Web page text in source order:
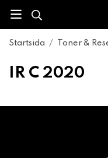
Startsida / Toner &
IR C 2020